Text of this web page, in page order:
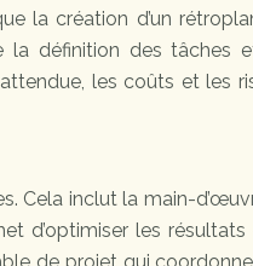
la création d’un
la définition des tâches
les coûts et les
Cela inclut la main-
d’optimiser les